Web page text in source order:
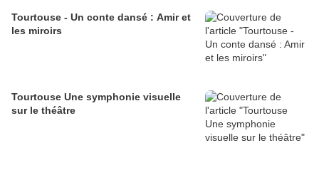
Tourtouse - Un conte dansé : Amir et
les miroirs
Tourtouse Une symphonie visuelle
sur le théâtre